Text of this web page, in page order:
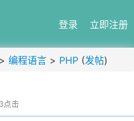
登录 立即注册
> 编程语言 > PHP (发帖)
点击